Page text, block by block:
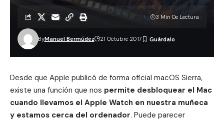
ByManuel Bermúdez 21 Octubre 2017
3 Min De Lectura
Desde que Apple publicó de forma oficial macOS Sierra,
existe una función que nos permite desbloquear el Mac
cuando llevamos el Apple Watch en nuestra muñeca
y estamos cerca del ordenador. Puede parecer